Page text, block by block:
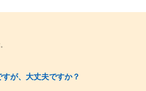
が、大丈夫ですか？